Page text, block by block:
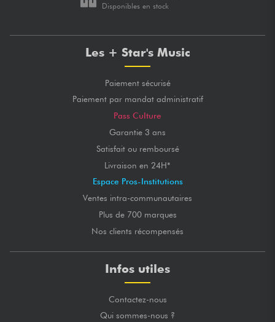
Disponibles en stock
Les + Star's Music
Paiement sécurisé
Paiement par mandat administratif
Pass Culture
Garantie 3 ans
Satisfait ou remboursé
Livraison en 24H*
Espace Pros-Institutions
Ventes intra-communautaires
Plus de 700 marques
Nos clients récompensés
Infos utiles
Contactez-nous
Qui sommes-nous ?